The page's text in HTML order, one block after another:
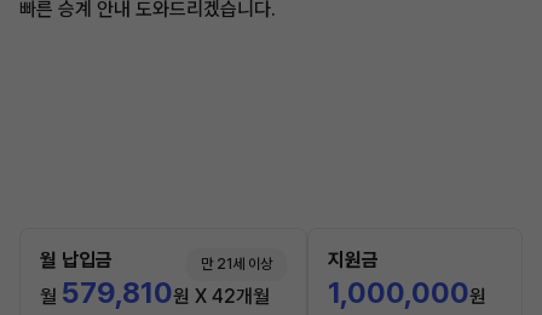
빠른 승계 안내 도와드리겠습니다.
월 납입금 만 21세 이상
월 579,810원 X 42개월
지원금
1,000,000원